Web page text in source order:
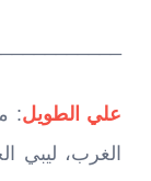
علي الطويل